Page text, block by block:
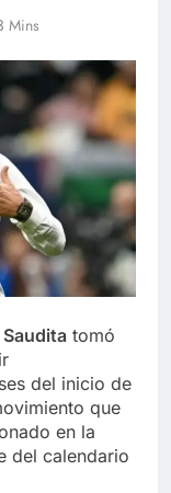
Mins
tomó
del inicio de
que
en la
del calendario